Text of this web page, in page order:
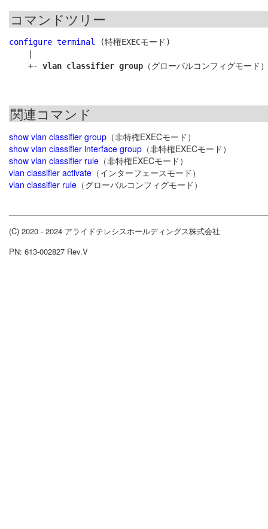
コマンドツリー
configure terminal
(特権EXECモード)
    +-
vlan classifier group
関連コマンド
show vlan classifier group （非特権EXECモード）
show vlan classifier interface group （非特権EXECモード）
show vlan classifier rule （非特権EXECモード）
vlan classifier activate （インターフェースモード）
vlan classifier rule （グローバルコンフィグモード）
(C) 2020 - 2024 アライドテレシスホールディングス株式会社
PN: 613-002827 Rev.V